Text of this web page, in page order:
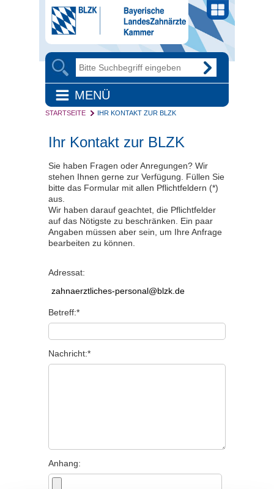
MENÜ
STARTSEITE IHR KONTAKT ZUR BLZK
Ihr Kontakt zur BLZK
Sie haben Fragen oder Anregungen? Wir
stehen Ihnen gerne zur Verfügung. Füllen Sie
bitte das Formular mit allen Pflichtfeldern (*)
aus.
Wir haben darauf geachtet, die Pflichtfelder
auf das Nötigste zu beschränken. Ein paar
Angaben müssen aber sein, um Ihre Anfrage
bearbeiten zu können.
Adressat:
Betreff:*
Nachricht:*
Anhang: